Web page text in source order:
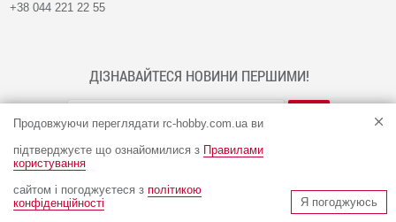
Продовжуючи переглядати rc-hobby.com.ua ви
підтверджуєте що ознайомилися з Правилами
користування
сайтом і погоджуєтеся з політикою
конфіденційності
Я погоджуюсь
+38 044 221 22 55
ДІЗНАВАЙТЕСЯ НОВИНИ ПЕРШИМИ!
© Інтернет-магазин RC-HOBBY 2009 - 2026